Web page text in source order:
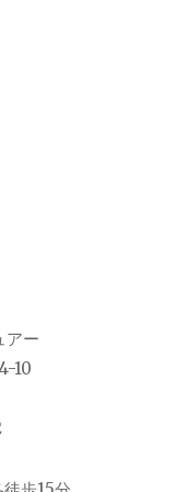
アー
10